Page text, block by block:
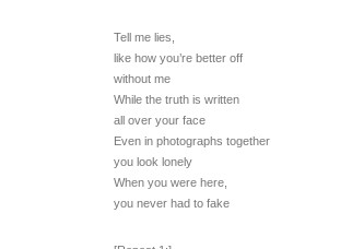
Tell me lies,
like how you’re better off
without me
While the truth is written
all over your face
Even in photographs together
you look lonely
When you were here,
you never had to fake